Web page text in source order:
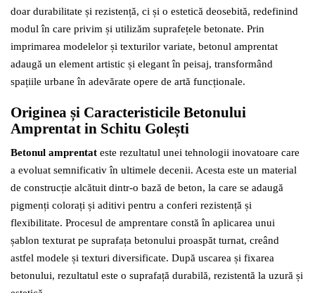
doar durabilitate și rezistență, ci și o estetică deosebită, redefinind
modul în care privim și utilizăm suprafețele betonate. Prin
imprimarea modelelor și texturilor variate, betonul amprentat
adaugă un element artistic și elegant în peisaj, transformând
spațiile urbane în adevărate opere de artă funcționale.
Originea și Caracteristicile Betonului
Amprentat in Schitu Golești
Betonul amprentat este rezultatul unei tehnologii inovatoare care
a evoluat semnificativ în ultimele decenii. Acesta este un material
de construcție alcătuit dintr-o bază de beton, la care se adaugă
pigmenți colorați și aditivi pentru a conferi rezistență și
flexibilitate. Procesul de amprentare constă în aplicarea unui
șablon texturat pe suprafața betonului proaspăt turnat, creând
astfel modele și texturi diversificate. După uscarea și fixarea
betonului, rezultatul este o suprafață durabilă, rezistentă la uzură și